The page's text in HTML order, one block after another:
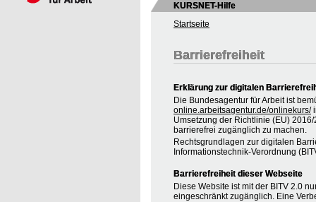
KURSNET-Hilfe
Startseite
Barrierefreiheit
Erklärung zur digitalen
Die Bundesagentur für Arbeit ist
online.arbeitsagentur.de/onlinekurs/
Umsetzung der Richtlinie (EU)
barrierefrei zugänglich zu machen.
Rechtsgrundlagen zur digitalen
Informationstechnik-Verordnung
Barrierefreiheit dieser Webseite
Diese Website ist mit der BITV 2.0
eingeschränkt zugänglich. Eine